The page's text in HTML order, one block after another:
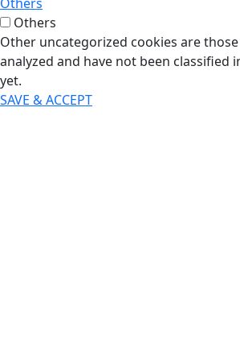
Others
Other uncategorized cookies are
analyzed and have not been classified
yet.
SAVE & ACCEPT